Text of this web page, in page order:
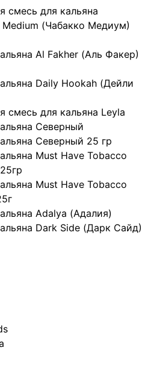
смесь для кальяна
Medium (Чабакко Медиум)
Al Fakher (Аль Факер)
Daily Hookah (Дейли
смесь для кальяна Leyla
Северный
Северный 25 гр
Must Have Tobacco
Must Have Tobacco
Adalya (Адалия)
Dark Side (Дарк Сайд)